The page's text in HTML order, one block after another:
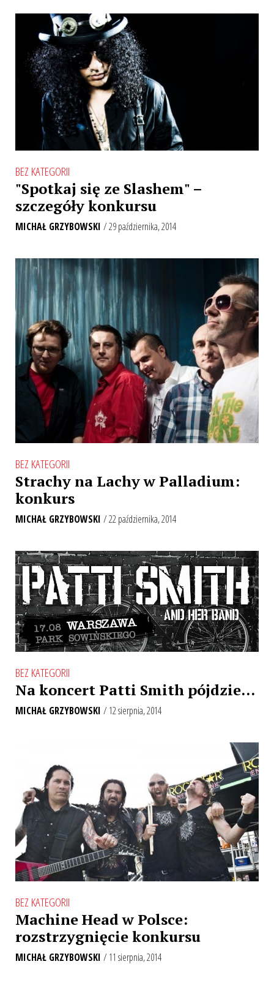
BEZ KATEGORII
"Spotkaj się ze Slashem" –
szczegóły konkursu
MICHAŁ GRZYBOWSKI / 29 października, 2014
BEZ KATEGORII
Strachy na Lachy w Palladium:
konkurs
MICHAŁ GRZYBOWSKI / 22 października, 2014
BEZ KATEGORII
Na koncert Patti Smith pójdzie…
MICHAŁ GRZYBOWSKI / 12 sierpnia, 2014
BEZ KATEGORII
Machine Head w Polsce:
rozstrzygnięcie konkursu
MICHAŁ GRZYBOWSKI / 11 sierpnia, 2014